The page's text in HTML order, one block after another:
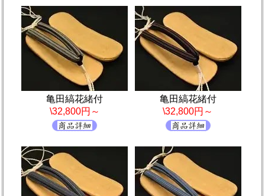
亀田縞花緒付
\32,800円～
亀田縞花緒付
\32,800円～